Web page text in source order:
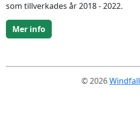
som tillverkades år 2018 - 2022.
Mer info
© 2026Windfall